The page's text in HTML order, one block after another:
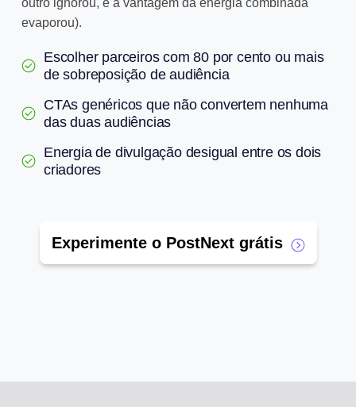
outro ignorou, e a vantagem da energia combinada
evaporou).
Escolher parceiros com 80 por cento ou mais
de sobreposição de audiência
CTAs genéricos que não convertem nenhuma
das duas audiências
Energia de divulgação desigual entre os dois
criadores
Experimente o PostNext grátis